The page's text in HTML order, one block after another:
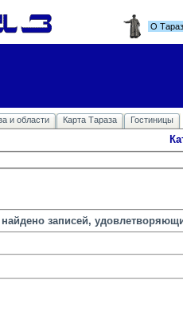
О
и области Карта Тараза Гостиницы
найдено записей,